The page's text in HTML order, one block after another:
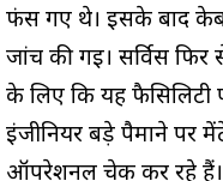
फंस गए थे। इसके बाद
जांच की गई। सर्विस
के लिए कि यह
इंजीनियर बड़े पैमाने पर
ऑपरेशनल चेक कर रहे हैं।